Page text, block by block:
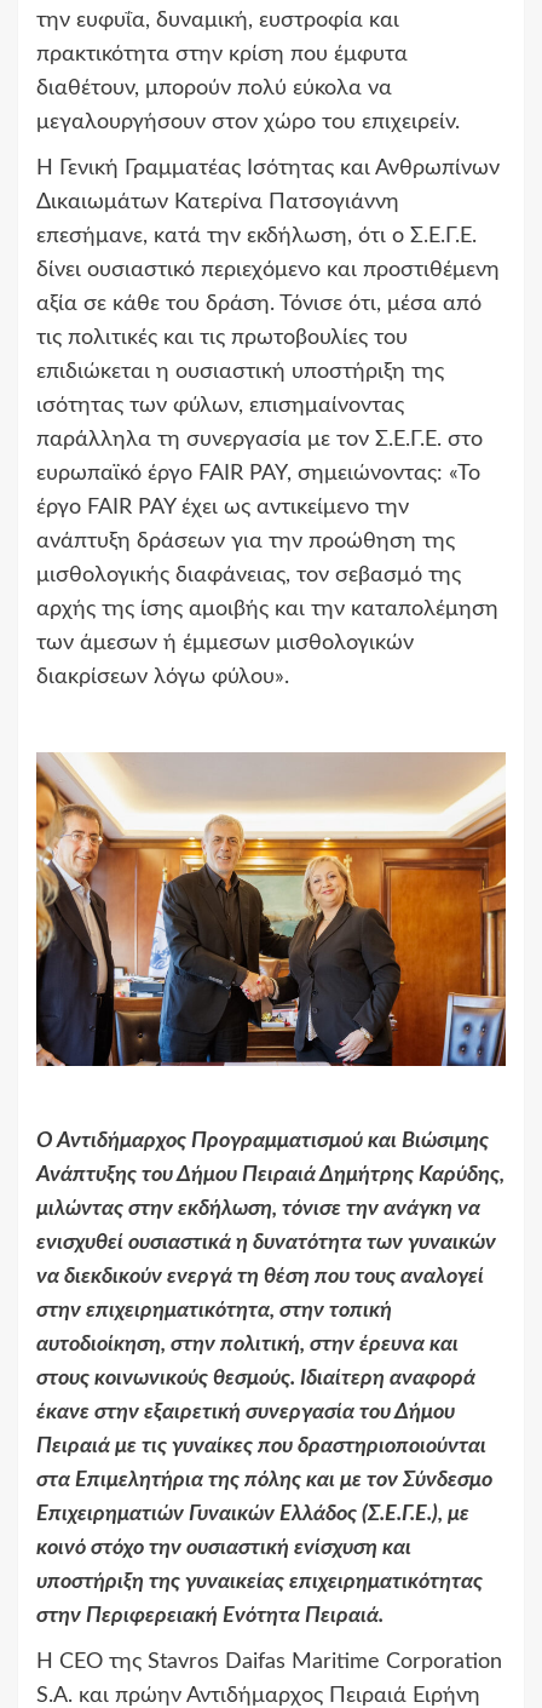
την ευφυΐα, δυναμική, ευστροφία και
πρακτικότητα στην κρίση που έμφυτα
διαθέτουν, μπορούν πολύ εύκολα να
μεγαλουργήσουν στον χώρο του επιχειρείν.
Η Γενική Γραμματέας Ισότητας και Ανθρωπίνων
Δικαιωμάτων Κατερίνα Πατσογιάννη
επεσήμανε, κατά την εκδήλωση, ότι ο Σ.Ε.Γ.Ε.
δίνει ουσιαστικό περιεχόμενο και προστιθέμενη
αξία σε κάθε του δράση. Τόνισε ότι, μέσα από
τις πολιτικές και τις πρωτοβουλίες του
επιδιώκεται η ουσιαστική υποστήριξη της
ισότητας των φύλων, επισημαίνοντας
παράλληλα τη συνεργασία με τον Σ.Ε.Γ.Ε. στο
ευρωπαϊκό έργο FAIR PAY, σημειώνοντας: «Το
έργο FAIR PAY έχει ως αντικείμενο την
ανάπτυξη δράσεων για την προώθηση της
μισθολογικής διαφάνειας, τον σεβασμό της
αρχής της ίσης αμοιβής και την καταπολέμηση
των άμεσων ή έμμεσων μισθολογικών
διακρίσεων λόγω φύλου».
Ο Αντιδήμαρχος Προγραμματισμού και Βιώσιμης
Ανάπτυξης του Δήμου Πειραιά Δημήτρης Καρύδης,
μιλώντας στην εκδήλωση, τόνισε την ανάγκη να
ενισχυθεί ουσιαστικά η δυνατότητα των γυναικών
να διεκδικούν ενεργά τη θέση που τους αναλογεί
στην επιχειρηματικότητα, στην τοπική
αυτοδιοίκηση, στην πολιτική, στην έρευνα και
στους κοινωνικούς θεσμούς. Ιδιαίτερη αναφορά
έκανε στην εξαιρετική συνεργασία του Δήμου
Πειραιά με τις γυναίκες που δραστηριοποιούνται
στα Επιμελητήρια της πόλης και με τον Σύνδεσμο
Επιχειρηματιών Γυναικών Ελλάδος (Σ.Ε.Γ.Ε.), με
κοινό στόχο την ουσιαστική ενίσχυση και
υποστήριξη της γυναικείας επιχειρηματικότητας
στην Περιφερειακή Ενότητα Πειραιά.
Η CEO της Stavros Daifas Maritime Corporation
S.A. και πρώην Αντιδήμαρχος Πειραιά Ειρήνη